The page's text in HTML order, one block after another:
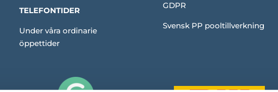
TELEFONTIDER
Under våra ordinarie
öppettider
GDPR
Svensk PP pooltillverkning